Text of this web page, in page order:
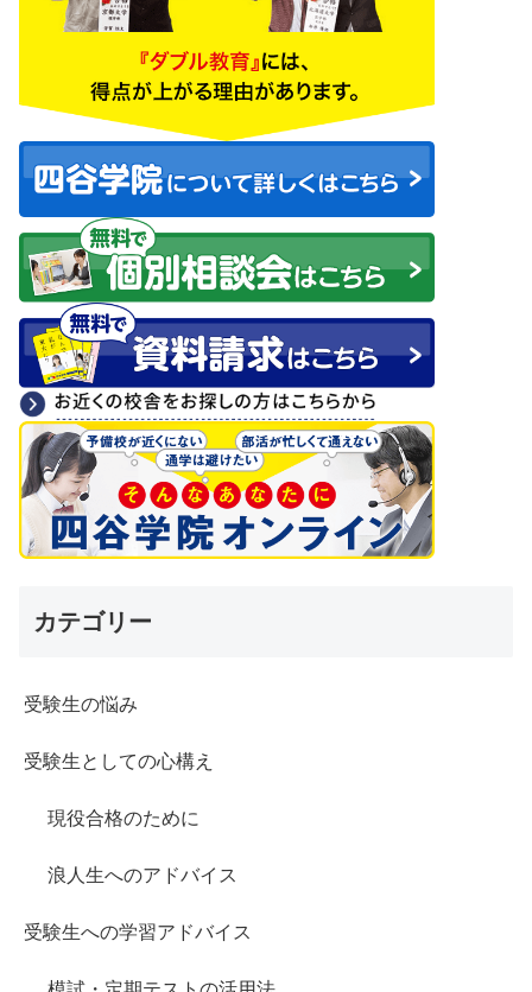
カテゴリー
受験生の悩み
受験生としての心構え
現役合格のために
浪人生へのアドバイス
受験生への学習アドバイス